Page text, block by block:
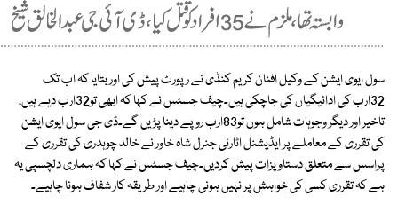
سول ایوی ایشن کے وکیل افنان کریم کنڈی نے رپورٹ پیش کی اور بتایا کہ اب تک
32ارب کی ادائیگیاں کی جاچکی ہیں۔چیف جسٹس نے کہا کہ ابھی تو32ارب دیے ہیں،
تاخیر اور دیگر وجوہات شامل ہوں تو83ارب روپے دینا پڑیں گے۔ڈی جی سول ایوی ایشن
کی تقرری کے معاملے پر ایڈیشنل اٹارنی جنرل شاہ خاور نے خالد چوہدری کی تقرری کے
پراسس سے متعلق دستاویزات پیش کردیں۔چیف جسٹس نے کہا کہ ہماری دلچسپی یہ
ہے کہ تقرری کسی کی خواہش پر نہیں ہونی چاہیے اور طریقہ کار شفاف ہونا چاہیے۔